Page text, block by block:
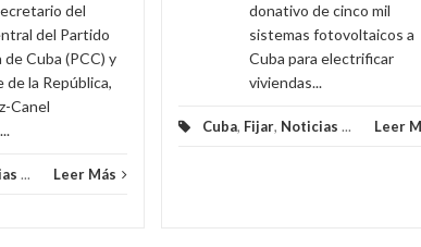
del
del Partido
Cuba (PCC) y
la República,
Canel
... Leer Más
donativo de cinco mil
sistemas fotovoltaicos a
Cuba para electrificar
viviendas...
Cuba, Fijar, Noticias ... Leer